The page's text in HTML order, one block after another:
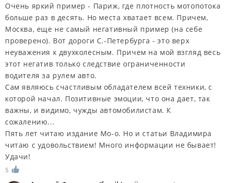
Очень яркий пример - Париж, где плотность мотопотока
больше раз в десять. Но места хватает всем. Причем,
Москва, еще не самый негативный пример (на себе
проверено). Вот дороги С.-Петербурга - это верх
неуважения к двухколесным. Причем на мой взгляд весь
этот негатив только следствие ограниченности
водителя за рулем авто.
Сам являюсь счастливым обладателем всей техники, с
которой начал. Позитивные эмоции, что она дает, так
важны, и видимо, чужды автомобилистам. К
сожалению...
Пять лет читаю издание Мо-о. Но и статьи Владимира
читаю с удовольствием! Много информации не бывает!
Удачи!
5